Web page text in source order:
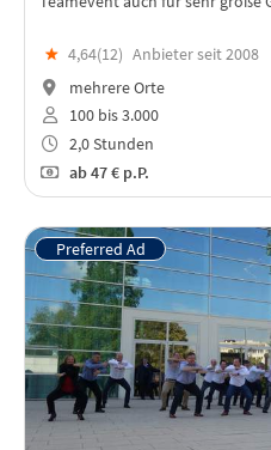
★ 4,64(12) Anbieter seit 2008
mehrere Orte
100 bis 3.000
2,0 Stunden
ab47 € p.P.